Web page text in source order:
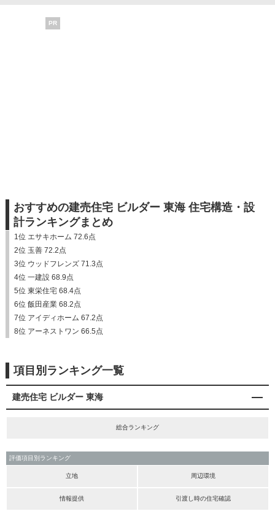
PR
おすすめの建売住宅 ビルダー 東海 住宅構造・設
計ランキングまとめ
1位 エサキホーム 72.6点
2位 玉善 72.2点
3位 ウッドフレンズ 71.3点
4位 一建設 68.9点
5位 東栄住宅 68.4点
6位 飯田産業 68.2点
7位 アイディホーム 67.2点
8位 アーネストワン 66.5点
項目別ランキング一覧
建売住宅 ビルダー 東海
総合ランキング
評価項目別ランキング
立地 周辺環境
情報提供 引渡し時の住宅確認